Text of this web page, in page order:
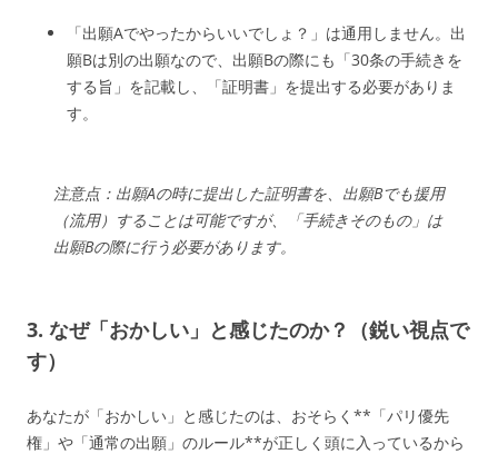
「出願Aでやったからいいでしょ？」は通用しません。出
願Bは別の出願なので、出願Bの際にも「30条の手続きを
する旨」を記載し、「証明書」を提出する必要がありま
す。
注意点：出願Aの時に提出した証明書を、出願Bでも援用
（流用）することは可能ですが、「手続きそのもの」は
出願Bの際に行う必要があります。
3. なぜ「おかしい」と感じたのか？（鋭い視点で
す）
あなたが「おかしい」と感じたのは、おそらく**「パリ優先
権」や「通常の出願」のルール**が正しく頭に入っているから